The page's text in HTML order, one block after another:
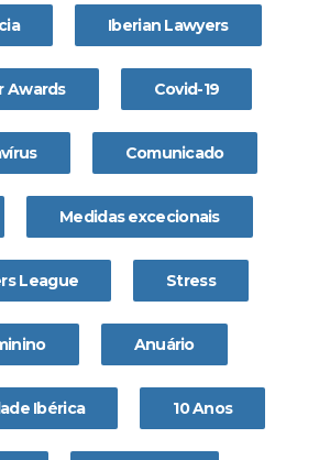
Iberian Lawyers
Awards Covid-19
Comunicado
Medidas excecionais
League Stress
Anuário
Ibérica 10 Anos